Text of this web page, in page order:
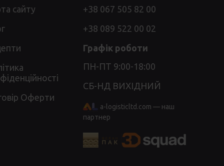
сайту
Оферти
+38 067 505 82 00
+38 089 522 00 02
Графік роботи
ПН-ПТ 9:00-18:00
СБ-НД ВИХІДНИЙ
a-logisticltd.com — наш
партнер